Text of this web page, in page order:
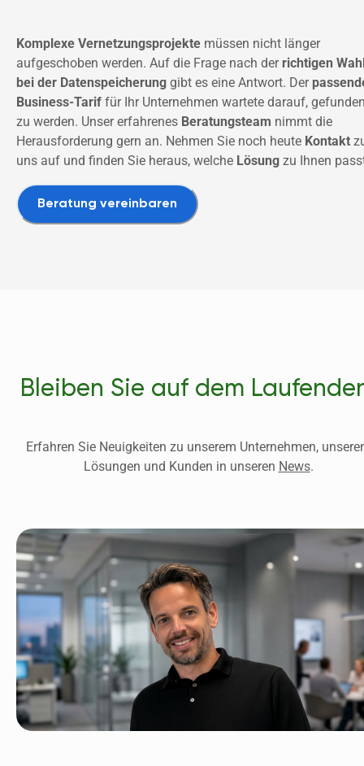
Komplexe Vernetzungsprojekte müssen nicht länger
aufgeschoben werden. Auf die Frage nach der richtigen
bei der Datenspeicherung gibt es eine Antwort. Der
Business-Tarif für Ihr Unternehmen wartete darauf,
zu werden. Unser erfahrenes Beratungsteam nimmt die
Herausforderung gern an. Nehmen Sie noch heute Kontakt
uns auf und finden Sie heraus, welche Lösung zu Ihnen
Beratung vereinbaren
Bleiben Sie auf dem
Erfahren Sie Neuigkeiten zu unserem Unternehmen,
Lösungen und Kunden in unseren News.